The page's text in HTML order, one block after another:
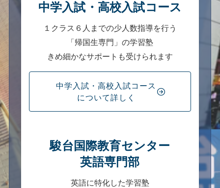
中学入試・高校入試コース
１クラス６人までの少人数指導を行う
「帰国生専門」の学習塾
きめ細かなサポートも受けられます
中学入試・高校入試コース
について詳しく
駿台国際教育センター
英語専門部
英語に特化した学習塾